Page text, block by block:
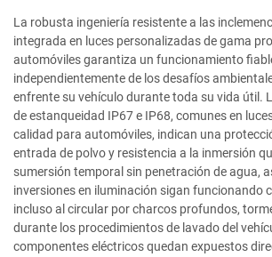
La robusta ingeniería resistente a las
integrada en luces personalizadas de gama
automóviles garantiza un funcionamiento
independientemente de los desafíos
enfrente su vehículo durante toda su vida útil.
de estanqueidad IP67 e IP68, comunes en
calidad para automóviles, indican una
entrada de polvo y resistencia a la inmersión
sumersión temporal sin penetración de agua,
inversiones en iluminación sigan funcionando
incluso al circular por charcos profundos,
durante los procedimientos de lavado del
componentes eléctricos quedan expuestos